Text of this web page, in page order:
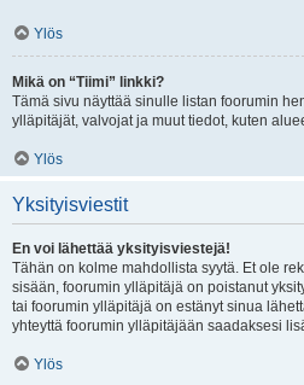
Ylös
Mikä on “Tiimi” linkki?
Tämä sivu näyttää sinulle listan foorumin
ylläpitäjät, valvojat ja muut tiedot, kuten
Ylös
Yksityisviestit
En voi lähettää yksityisviestejä!
Tähän on kolme mahdollista syytä. Et ole
sisään, foorumin ylläpitäjä on poistanut
tai foorumin ylläpitäjä on estänyt sinua
yhteyttä foorumin ylläpitäjään saadaksesi
Ylös